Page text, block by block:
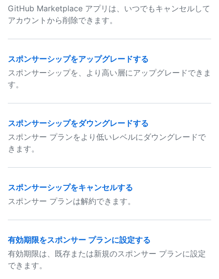
GitHub Marketplace アプリは、いつでもキャンセルして
アカウントから削除できます。
スポンサーシップをアップグレードする
スポンサーシップを、より高い層にアップグレードできま
す。
スポンサーシップをダウングレードする
スポンサー プランをより低いレベルにダウングレードで
きます。
スポンサーシップをキャンセルする
スポンサー プランは解約できます。
有効期限をスポンサー プランに設定する
有効期限は、既存または新規のスポンサー プランに設定
できます。